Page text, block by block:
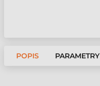
POPIS PARAMETRY